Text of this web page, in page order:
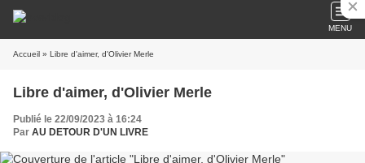
MENU
Accueil » Libre d'aimer, d'Olivier Merle
Libre d'aimer, d'Olivier Merle
Publié le 22/09/2023 à 16:24
Par AU DETOUR D'UN LIVRE